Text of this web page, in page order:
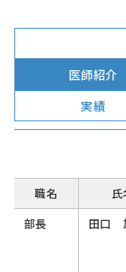
医師紹介
実績
職名 氏
部長
田口